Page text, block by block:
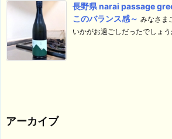
長野県 narai passage
このバランス感～ みなさま
いかがお過ごしだったでしょ
アーカイブ